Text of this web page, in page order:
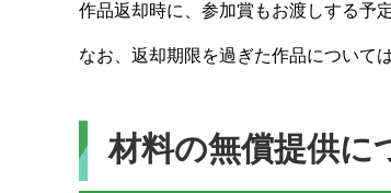
作品返却時に、参加賞もお渡しする予
なお、返却期限を過ぎた作品について
材料の無償提供に